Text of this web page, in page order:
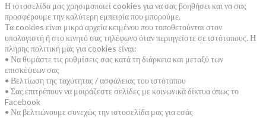
Η ιστοσελίδα μας χρησιμοποιεί cookies για να σας βοηθήσει και να σας
προσφέρουμε την καλύτερη εμπειρία που μπορούμε.
Τα cookies είναι μικρά αρχεία κειμένου που τοποθετούνται στον
υπολογιστή ή στο κινητό σας τηλέφωνο όταν περιηγείστε σε ιστότοπους. Η
πλήρης πολιτική μας για cookies είναι:
• Να θυμάστε τις ρυθμίσεις σας κατά τη διάρκεια και μεταξύ των
επισκέψεων σας
• Βελτίωση της ταχύτητας / ασφάλειας του ιστότοπου
• Σας επιτρέπουν να μοιράζεστε σελίδες με κοινωνικά δίκτυα όπως το
Facebook
• Να βελτιώνουμε συνεχώς την ιστοσελίδα μας για εσάς